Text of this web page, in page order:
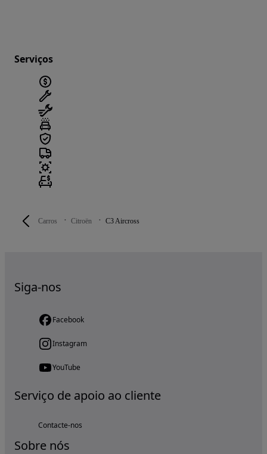
Carros Citroën C3 Aircross
Serviços
Siga-nos
Facebook
Instagram
YouTube
Serviço de apoio ao cliente
Contacte-nos
Sobre nós